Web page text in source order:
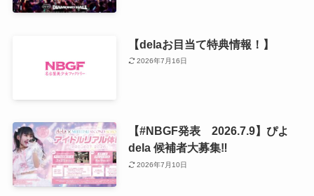
【delaお目当て特典情報！】
2026年7月16日
【#NBGF発表 2026.7.9】ぴよ
dela 候補者大募集‼️
2026年7月10日